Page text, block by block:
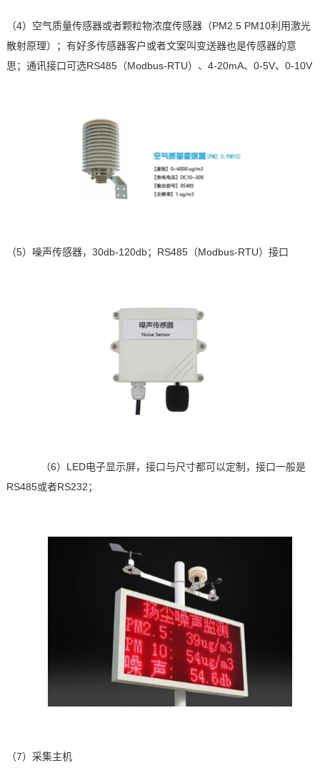
（4） 空气质量传感器或者颗粒物浓度传感器（PM2.5 PM10利用激光
散射原理）；有好多传感器客户或者文案叫变送器也是传感器的意
思；通讯接口可选RS485（Modbus-RTU）、 4-20mA、 0-5V、 0-10V
（5） 噪声传感器， 30db-120db； RS485（Modbus-RTU）接口
（6）LED电子显示屏，接口与尺寸都可以定制，接口一般是
RS485或者RS232；
（7）采集主机